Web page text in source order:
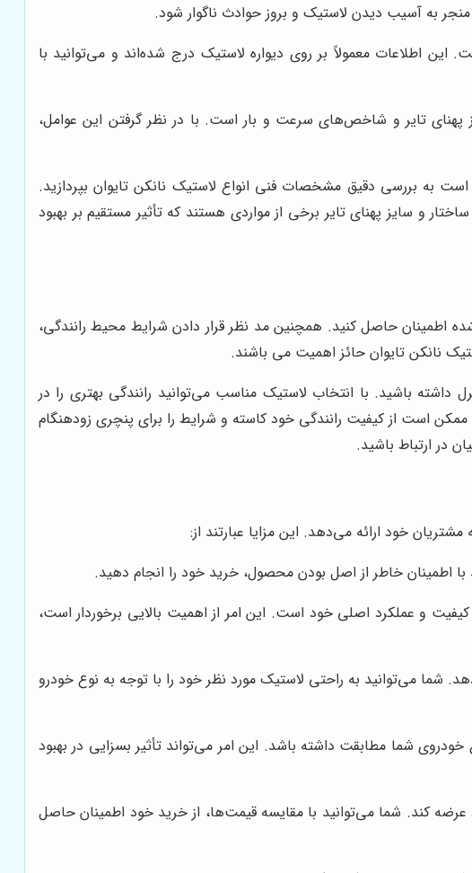
به آسیب دیدن لاستیک و بروز حوادث ناگوار شود.
اطلاعات معمولاً بر روی دیواره لاستیک درج شده‌اند و می‌توانید با
پهنای تایر و شاخص‌های سرعت و بار است. با در نظر گرفتن این عوامل،
است به بررسی دقیق مشخصات فنی انواع لاستیک نانکن تایوان بپردازید.
و سایز پهنای تایر برخی از مواردی هستند که تأثیر مستقیم بر بهبود
اطمینان حاصل کنید. همچنین مد نظر قرار دادن شرایط محیط رانندگی،
نانکن تایوان حائز اهمیت می باشند.
داشته باشید. با انتخاب لاستیک مناسب می‌توانید رانندگی بهتری را در
است از کیفیت رانندگی خود کاسته و شرایط را برای پنچری زودهنگام
در ارتباط باشید.
خود ارائه می‌دهد. این مزایا عبارتند از:
اطمینان خاطر از اصل بودن محصول، خرید خود را انجام دهید.
و عملکرد اصلی خود است. این امر از اهمیت بالایی برخوردار است،
شما می‌توانید به راحتی لاستیک مورد نظر خود را با توجه به نوع خودرو
شما مطابقت داشته باشد. این امر می‌تواند تأثیر بسزایی در بهبود
کند. شما می‌توانید با مقایسه قیمت‌ها، از خرید خود اطمینان حاصل